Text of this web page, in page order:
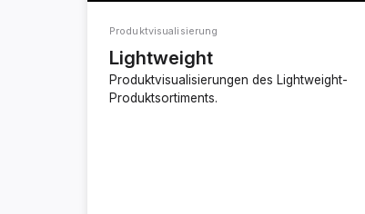
Produktvisualisierung
Lightweight
Produktvisualisierungen des Lightweight-
Produktsortiments.